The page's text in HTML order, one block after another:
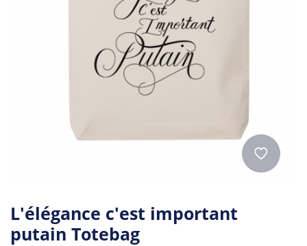
L'élégance c'est important
putain Totebag